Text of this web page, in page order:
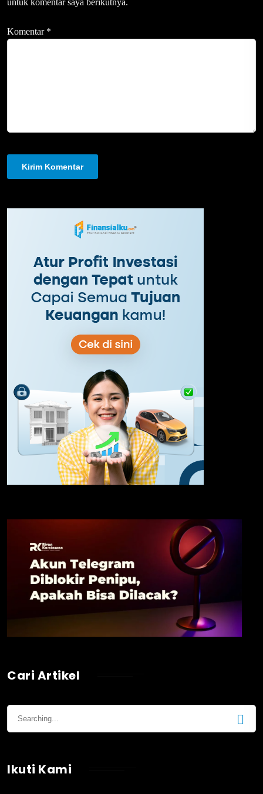
untuk komentar saya berikutnya.
Komentar *
Cari Artikel
Ikuti Kami